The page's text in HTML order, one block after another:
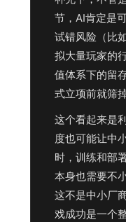
节，AI肯定是
试错风险（比
拟大量玩家的
值体系下的留
式立项前就筛
这个看起来是
度也可能让中
时，训练和部
本身也需要不
这不是中小厂
戏成功是一个